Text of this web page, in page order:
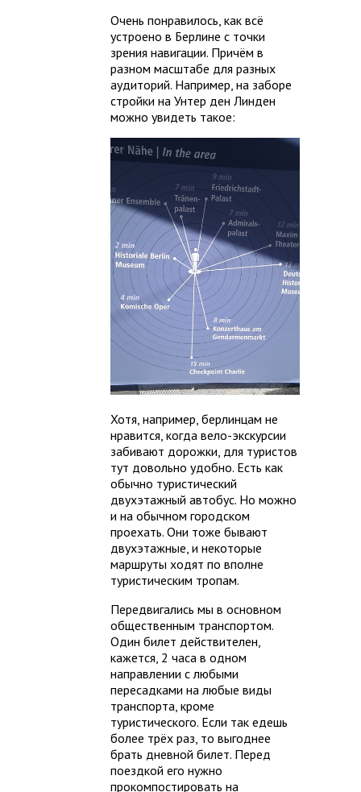
Очень понравилось, как всё
устроено в Берлине с точки
зрения навигации. Причём в
разном масштабе для разных
аудиторий. Например, на заборе
стройки на Унтер ден Линден
можно увидеть такое:
Хотя, например, берлинцам не
нравится, когда вело-экскурсии
забивают дорожки, для туристов
тут довольно удобно. Есть как
обычно туристический
двухэтажный автобус. Но можно
и на обычном городском
проехать. Они тоже бывают
двухэтажные, и некоторые
маршруты ходят по вполне
туристическим тропам.
Передвигались мы в основном
общественным транспортом.
Один билет действителен,
кажется, 2 часа в одном
направлении с любыми
пересадками на любые виды
транспорта, кроме
туристического. Если так едешь
более трёх раз, то выгоднее
брать дневной билет. Перед
поездкой его нужно
прокомпостировать на